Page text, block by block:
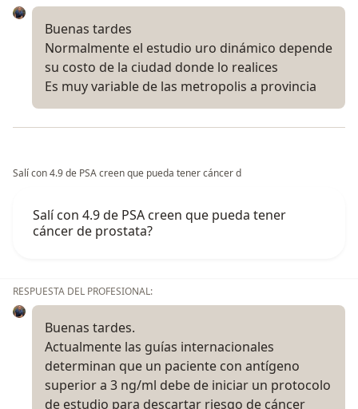
Buenas tardes
Normalmente el estudio uro dinámico depende
su costo de la ciudad donde lo realices
Es muy variable de las metropolis a provincia
Salí con 4.9 de PSA creen que pueda tener cáncer d
Salí con 4.9 de PSA creen que pueda tener
cáncer de prostata?
RESPUESTA DEL PROFESIONAL:
Buenas tardes.
Actualmente las guías internacionales
determinan que un paciente con antígeno
superior a 3 ng/ml debe de iniciar un protocolo
de estudio para descartar riesgo de cáncer